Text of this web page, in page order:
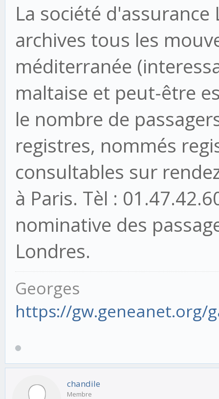
La société
archives tous les
méditerranée
maltaise et peut-être
le nombre de
registres, nommés
consultables sur
à Paris. Tèl :
nominative des
Londres.
Georges
https://gw.geneanet.org/
chandile
Membre